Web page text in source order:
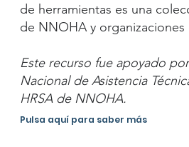
de herramientas es una
de NNOHA y organizaciones
Este recurso fue apoyado
Nacional de Asistencia
HRSA de NNOHA.
Pulsa aquí para saber más